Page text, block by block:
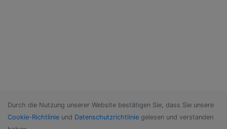
Durch die Nutzung unserer Website bestätigen Sie, dass Sie unsere
Cookie-Richtlinie und Datenschutzrichtlinie gelesen und verstanden